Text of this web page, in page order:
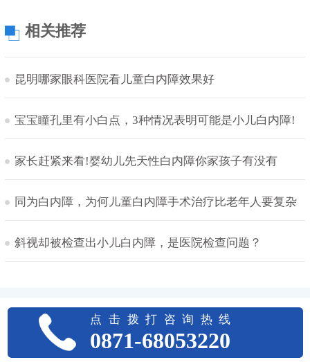
相关推荐
昆明哪家眼科医院看儿童白内障效果好
宝宝瞳孔里有小白点，3种情况表明可能是小儿白内障!
家长赶紧来看!婴幼儿先天性白内障你家孩子有没有
同为白内障，为何儿童白内障手术治疗比老年人要复杂
斜视却被检查出小儿白内障，是医院检查问题？
点击拨打咨询热线
0871-68053220